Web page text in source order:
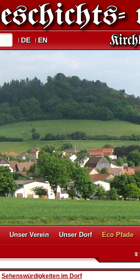
DE EN
Unser Verein Unser Dorf Eco Pfade
Sehenswürdigkeiten im Dorf